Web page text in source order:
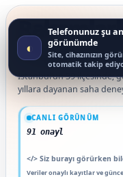
İstanbul’un 39 ilçesinde;
yıllara dayanan saha
CANLI GÖRÜNÜM
91 onaylı müşteri yoru
</> Siz burayı görürken
Veriler onaylı kayıtlar ve
Güncel veriler: 1.291+
◐
Telefonunuz şu
görünümde
Site, cihazınızın
otomatik takip